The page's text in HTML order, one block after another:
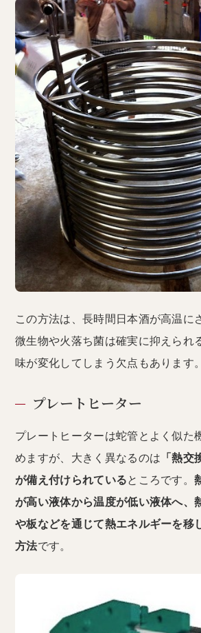
この方法は、長時間日本酒が高温に
微生物や火落ち菌は確実に抑えられ
味が変化してしまう欠点もあります。
プレートヒーター
プレートヒーターは蛇管とよく似た
めますが、大きく異なるのは 「熱交
が備え付けられているところです。
が高い液体から温度が低い液体へ、
や板などを通じて熱エネルギーを移
方法です。